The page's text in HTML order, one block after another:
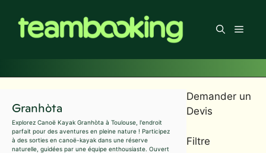
contenu
Menu
Granhòta
Explorez Canoë Kayak Granhòta à Toulouse, l'endroit
parfait pour des aventures en pleine nature ! Participez
à des sorties en canoë-kayak dans une réserve
naturelle, guidées par une équipe enthousiaste. Ouvert
Demander un
Devis
Filtre